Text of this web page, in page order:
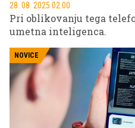
28. 08. 2025 02.00
Pri oblikovanju tega
umetna inteligenca.
NOVICE